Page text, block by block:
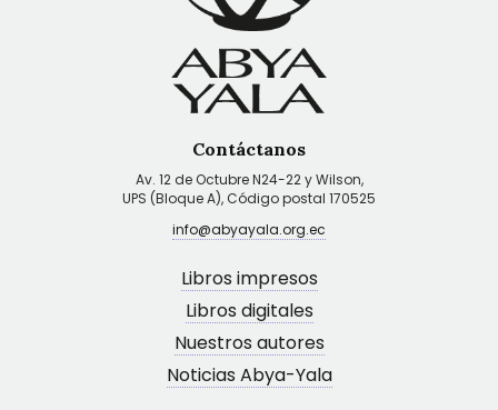
Contáctanos
Av. 12 de Octubre N24-22 y Wilson,
UPS (Bloque A), Código postal 170525
info@abyayala.org.ec
Libros impresos
Libros digitales
Nuestros autores
Noticias Abya-Yala